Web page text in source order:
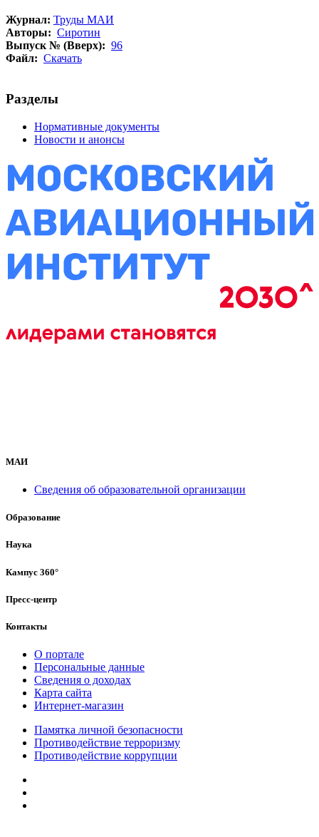
Журнал: Труды МАИ
Авторы: Сиротин
Выпуск № (Вверх): 96
Файл: Скачать
Разделы
Нормативные документы
Новости и анонсы
МАИ
Сведения об образовательной организации
Образование
Наука
Кампус 360°
Пресс-центр
Контакты
О портале
Персональные данные
Сведения о доходах
Карта сайта
Интернет-магазин
Памятка личной безопасности
Противодействие терроризму
Противодействие коррупции